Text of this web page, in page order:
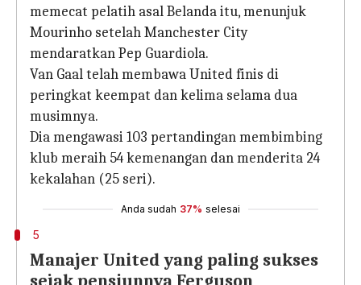
memecat pelatih asal Belanda itu, menunjuk
Mourinho setelah Manchester City
mendaratkan Pep Guardiola.
Van Gaal telah membawa United finis di
peringkat keempat dan kelima selama dua
musimnya.
Dia mengawasi 103 pertandingan membimbing
klub meraih 54 kemenangan dan menderita 24
kekalahan (25 seri).
Anda sudah 37% selesai
5
Manajer United yang paling sukses